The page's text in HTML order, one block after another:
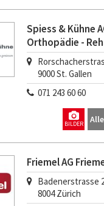
Spiess & Kühne
Orthopädie -
9000St. Gallen
071 243 60 60
BILDER
Friemel AG
Badenerstrasse
8004 Zürich